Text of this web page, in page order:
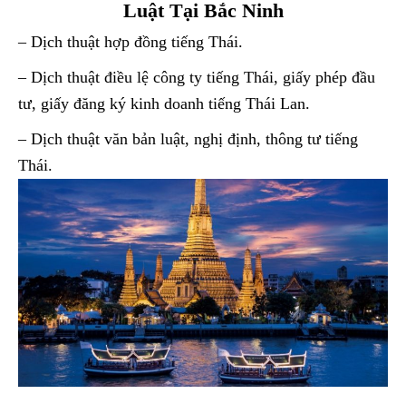
Luật Tại Bắc Ninh
– Dịch thuật hợp đồng tiếng Thái.
– Dịch thuật điều lệ công ty tiếng Thái, giấy phép đầu
tư, giấy đăng ký kinh doanh tiếng Thái Lan.
– Dịch thuật văn bản luật, nghị định, thông tư tiếng
Thái.